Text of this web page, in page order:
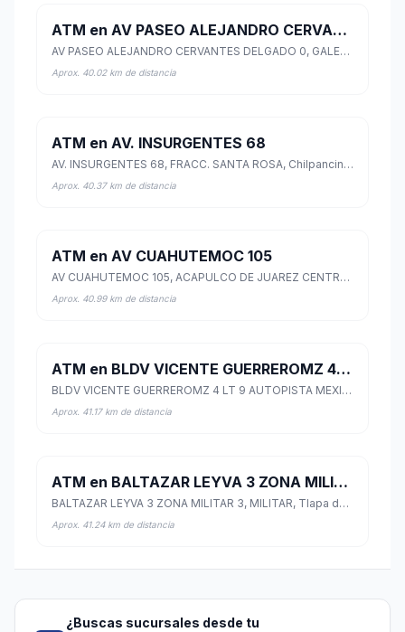
ATM en AV PASEO ALEJANDRO CERVANTES DELGADO 0
AV PASEO ALEJANDRO CERVANTES DELGADO 0, GALEANA, Chilpancingo de los Bravo, Guerrero
Aprox. 40.02 km de distancia
ATM en AV. INSURGENTES 68
AV. INSURGENTES 68, FRACC. SANTA ROSA, Chilpancingo de los Bravo, Guerrero
Aprox. 40.37 km de distancia
ATM en AV CUAHUTEMOC 105
AV CUAHUTEMOC 105, ACAPULCO DE JUAREZ CENTRO, Acapulco de Juárez, Guerrero
Aprox. 40.99 km de distancia
ATM en BLDV VICENTE GUERREROMZ 4 LT 9 AUTOPISTA MEXICOACAP 0
BLDV VICENTE GUERREROMZ 4 LT 9 AUTOPISTA MEXICOACAP 0, UNIVERSAL, Chilpancingo de los Bravo, Guerrero
Aprox. 41.17 km de distancia
ATM en BALTAZAR LEYVA 3 ZONA MILITAR 3
BALTAZAR LEYVA 3 ZONA MILITAR 3, MILITAR, Tlapa de Comonfort, Guerrero
Aprox. 41.24 km de distancia
¿Buscas sucursales desde tu